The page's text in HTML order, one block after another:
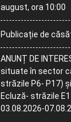
august, ora 10:00
Publicație de
ANUNȚ DE
situate în sector
străzile P6- P17)
Ecluză- străzile
03.08.2026-